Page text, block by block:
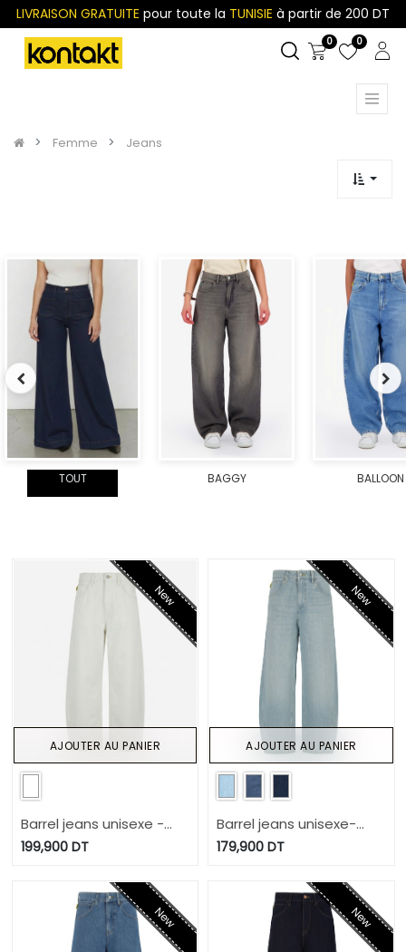
LIVRAISON GRATUITE pour toute la TUNISIE à partir de 200 DT
0 0
Femme Jeans
TOUT BAGGY BALLOON
New
Barrel jeans unisexe -
BIBOO
199,900DT
AJOUTER AU PANIER
New
Barrel jeans unisexe-
BIBOO
179,900 DT
AJOUTER AU PANIER
New New